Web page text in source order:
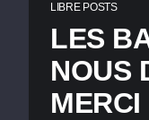
LIBRE POSTS
LES
NOUS
MERCI